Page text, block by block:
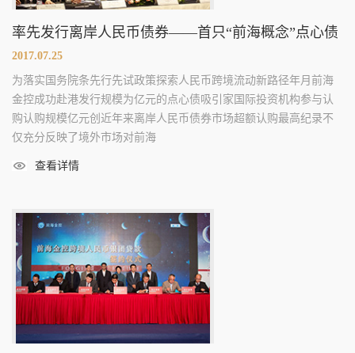
率先发行离岸人民币债券——首只“前海概念”点心债
2017.07.25
为落实国务院条先行先试政策探索人民币跨境流动新路径年月前海
金控成功赴港发行规模为亿元的点心债吸引家国际投资机构参与认
购认购规模亿元创近年来离岸人民币债券市场超额认购最高纪录不
仅充分反映了境外市场对前海
查看详情